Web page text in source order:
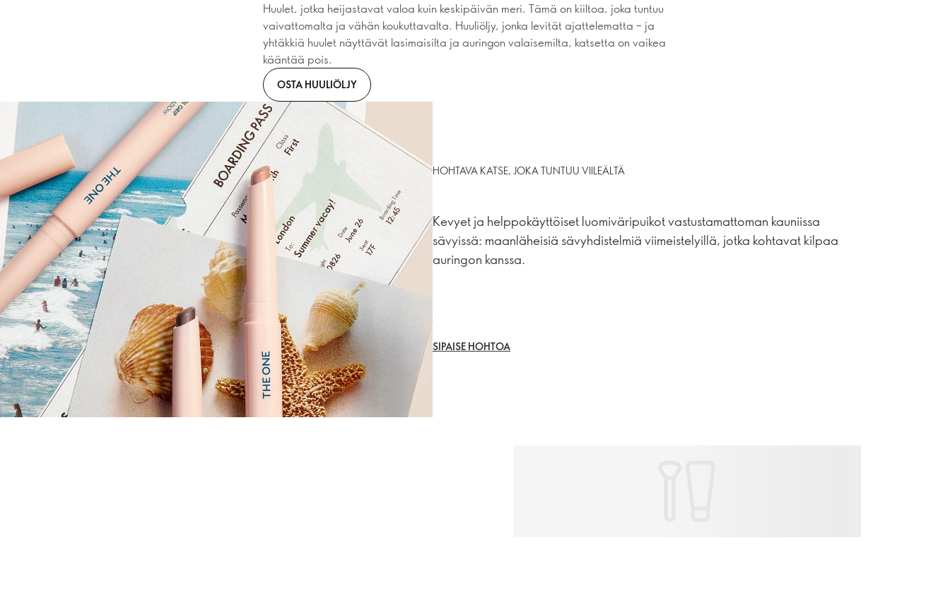
Huulet, jotka heijastavat valoa kuin keskipäivän meri. Tämä on kiiltoa, joka tuntuu
vaivattomalta ja vähän koukuttavalta. Huuliöljy, jonka levität ajattelematta – ja
yhtäkkiä huulet näyttävät lasimaisilta ja auringon valaisemilta, katsetta on vaikea
kääntää pois.
OSTA HUULIÖLJY
HOHTAVA KATSE, JOKA TUNTUU VIILEÄLTÄ
Kevyet ja helppokäyttöiset luomiväripuikot vastustamattoman kauniissa
sävyissä: maanläheisiä sävyhdistelmiä viimeistelyillä, jotka kohtavat kilpaa
auringon kanssa.
SIPAISE HOHTOA